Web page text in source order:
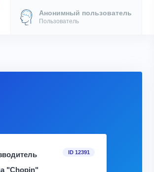
Анонимный пользователь
Пользователь
ID 12391
"Chopin"